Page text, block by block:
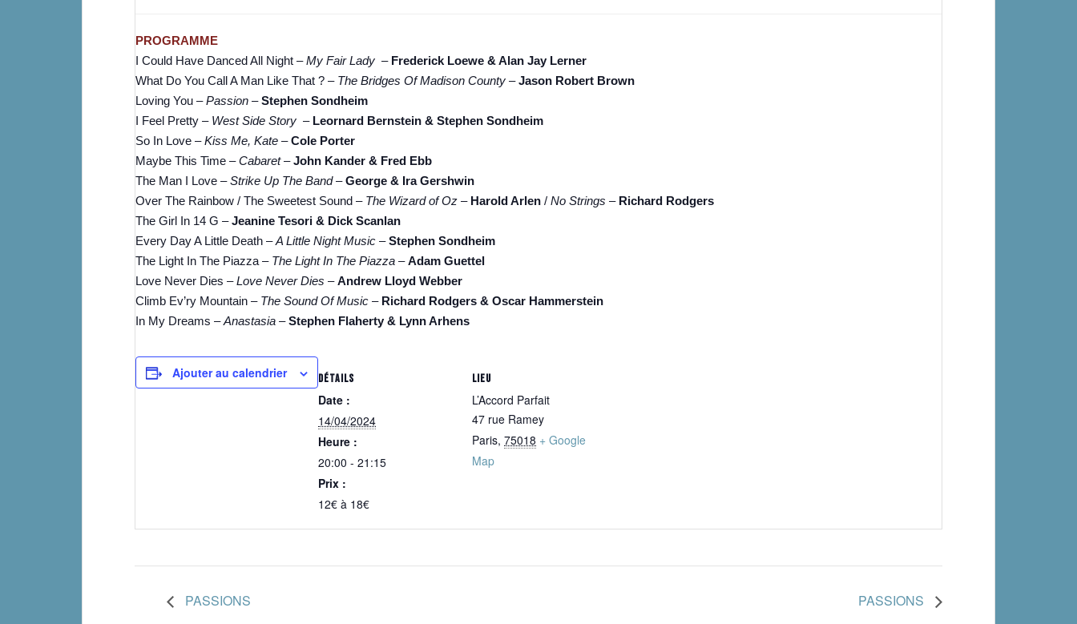
PROGRAMME
I Could Have Danced All Night –My Fair Lady – Frederick Loewe & Alan Jay Lerner
What Do You Call A Man Like That ? – The Bridges Of Madison County –Jason Robert Brown
Loving You –Passion –Stephen Sondheim
I Feel Pretty – West Side Story – Leornard Bernstein & Stephen Sondheim
So In Love –Kiss Me, Kate –Cole Porter
Maybe This Time –Cabaret–John Kander & Fred Ebb
The Man I Love –Strike Up The Band–George & Ira Gershwin
Over The Rainbow / The Sweetest Sound – The Wizard of Oz – Harold Arlen / No Strings – Richard Rodgers
The Girl In 14 G –Jeanine Tesori & Dick Scanlan
Every Day A Little Death –A Little Night Music –Stephen Sondheim
The Light In The Piazza – The Light In The Piazza –Adam Guettel
Love Never Dies –Love Never Dies –Andrew Lloyd Webber
Climb Ev’ry Mountain – The Sound Of Music – Richard Rodgers & Oscar Hammerstein
In My Dreams –Anastasia –Stephen Flaherty & Lynn Arhens
Ajouter au calendrier DÉTAILS
Date :
14/04/2024
Heure :
20:00 - 21:15
Prix :
12€ à 18€
LIEU
L’Accord Parfait
47 rue Ramey
Paris, 75018 + Google
Map
PASSIONS PASSIONS